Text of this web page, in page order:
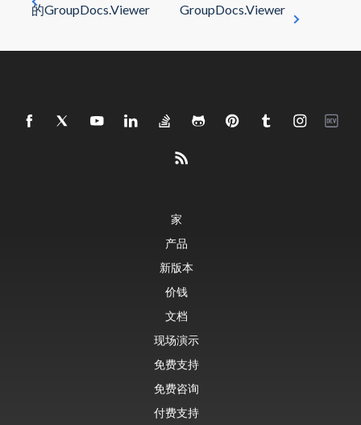
的GroupDocs.Viewer
GroupDocs.Viewer
家
产品
新版本
价钱
文档
现场演示
免费支持
免费咨询
付费支持